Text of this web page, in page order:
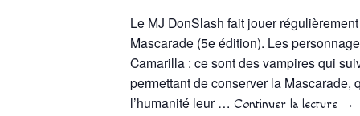
Le MJ DonSlash fait jouer
Mascarade (5e édition). Les
Camarilla : ce sont des vampires qui
permettant de conserver la Mascarade,
l’humanité leur … Continuer la lecture →